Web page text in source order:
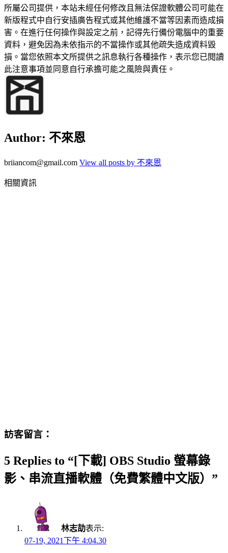
所屬公司提供，本站未經任何修改且無法保證軟體公司可能在
新版程式中自行安插廣告程式或其他維護不當等因素而造成損
害。在進行任何操作與設定之前，記得先行備份電腦中的重要
資料，避免因為未依指示的不當操作或其他疏失造成資料毀
損。當您依照本文所提供之訊息執行各種操作，表示您已閱讀
此注意事項並同意自行承擔可能之風險與責任。
Author: 不來恩
briiancom@gmail.com View all posts by 不來恩
相關資訊
訪客留言：
5 Replies to “[下載] OBS Studio 螢幕錄
影、串流直播軟體（免費繁體中文版）”
林志劼表示:
07-19, 2021下午 4:04.30